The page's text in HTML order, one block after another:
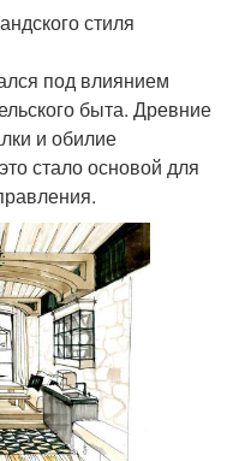
стиля
под влиянием
быта. Древние
и обилие
стало основой для